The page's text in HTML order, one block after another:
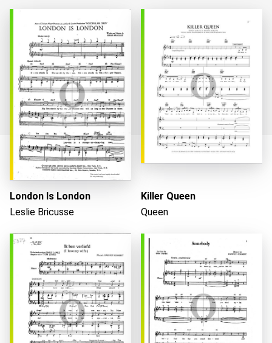
London Is London
Leslie Bricusse
Killer Queen
Queen